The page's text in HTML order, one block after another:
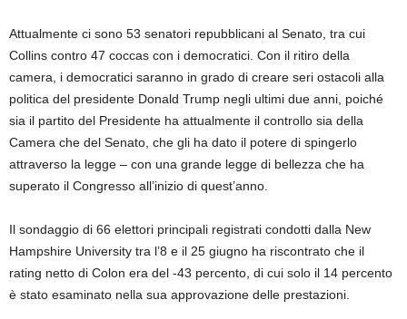
Attualmente ci sono 53 senatori repubblicani al Senato, tra cui
Collins contro 47 coccas con i democratici. Con il ritiro della
camera, i democratici saranno in grado di creare seri ostacoli alla
politica del presidente Donald Trump negli ultimi due anni, poiché
sia ​​il partito del Presidente ha attualmente il controllo sia della
Camera che del Senato, che gli ha dato il potere di spingerlo
attraverso la legge – con una grande legge di bellezza che ha
superato il Congresso all’inizio di quest’anno.
Il sondaggio di 66 elettori principali registrati condotti dalla New
Hampshire University tra l’8 e il 25 giugno ha riscontrato che il
rating netto di Colon era del -43 percento, di cui solo il 14 percento
è stato esaminato nella sua approvazione delle prestazioni.